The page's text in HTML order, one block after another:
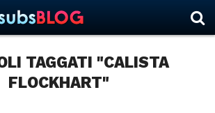
TAGGATI "CALISTA
FLOCKHART"